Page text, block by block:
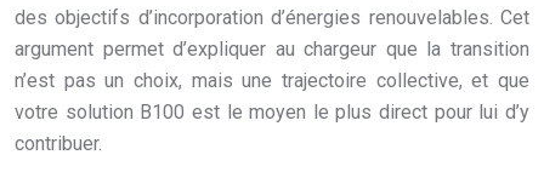
des objectifs d’incorporation d’énergies renouvelables. Cet
argument permet d’expliquer au chargeur que la transition
n’est pas un choix, mais une trajectoire collective, et que
votre solution B100 est le moyen le plus direct pour lui d’y
contribuer.